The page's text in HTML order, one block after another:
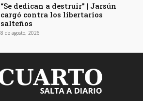
“Se dedican a destruir” | Jarsún
cargó contra los libertarios
salteños
8 de agosto, 2026